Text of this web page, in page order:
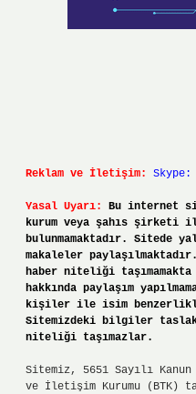
Reklam ve İletişim:
Yasal Uyarı:
Bu internet
kurum veya şahıs şirketi
bulunmamaktadır. Sitede
makaleler
haber niteliği
hakkında paylaşım
kişiler ile isim
Sitemizdeki bilgiler
niteliği taşımazlar.
Sitemiz, 5651 Sayılı
ve İletişim Kurumu (BTK)